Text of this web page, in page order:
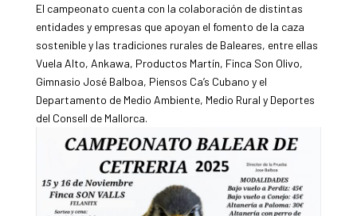
El campeonato cuenta con la colaboración de distintas
entidades y empresas que apoyan el fomento de la caza
sostenible y las tradiciones rurales de Baleares, entre ellas
Vuela Alto, Ankawa, Productos Martín, Finca Son Olivo,
Gimnasio José Balboa, Piensos Ca’s Cubano y el
Departamento de Medio Ambiente, Medio Rural y Deportes
del Consell de Mallorca.